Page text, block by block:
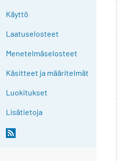
Käyttö
Laatuselosteet
Menetelmäselosteet
Käsitteet ja määritelmät
Luokitukset
Lisätietoja